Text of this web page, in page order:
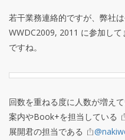
若干業務連絡的ですが、弊社
WWDC2009, 2011 に参加し
ですね。
回数を重ねる度に人数が増え
案内やBook+を担当している
展開君の担当である